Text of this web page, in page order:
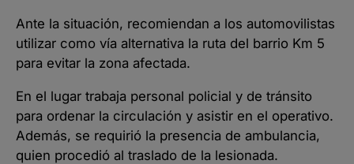
Ante la situación, recomiendan a los automovilistas
utilizar como vía alternativa la ruta del barrio Km 5
para evitar la zona afectada.
En el lugar trabaja personal policial y de tránsito
para ordenar la circulación y asistir en el operativo.
Además, se requirió la presencia de ambulancia,
quien procedió al traslado de la lesionada.